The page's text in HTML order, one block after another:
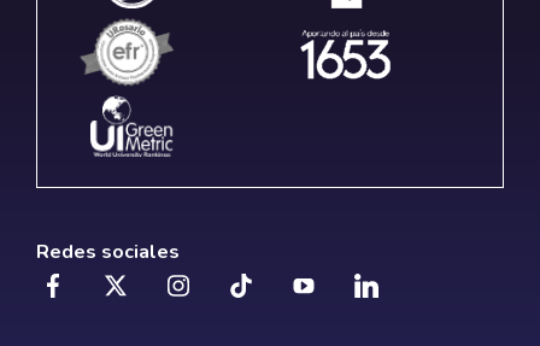
Redes sociales